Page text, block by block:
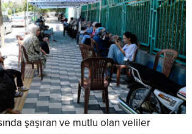
şaşıran ve mutlu olan veliler